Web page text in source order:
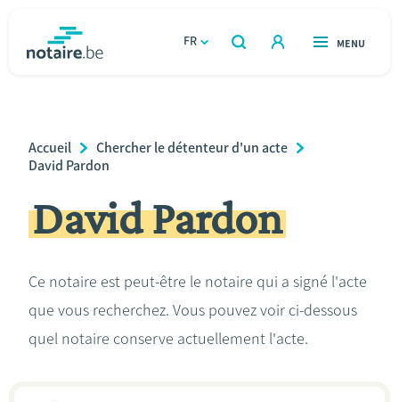
FR
OUVERT
RECHERCHER
OUVERT
MENU
Relations et vivre ensemble
Héritage et donations
Le notaire
Breadcrumb
Accueil
Chercher le détenteur d'un acte
David Pardon
David Pardon
Ce notaire est peut-être le notaire qui a signé l'acte
que vous recherchez. Vous pouvez voir ci-dessous
quel notaire conserve actuellement l'acte.